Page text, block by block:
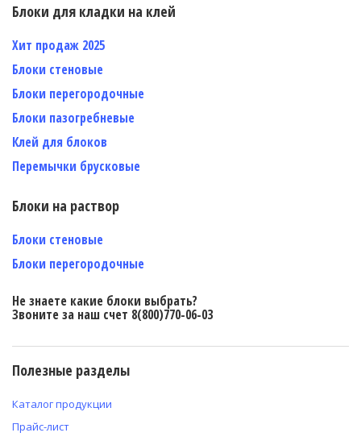
Блоки для кладки на клей
Хит продаж 2025
Блоки стеновые
Блоки перегородочные
Блоки пазогребневые
Клей для блоков
Перемычки брусковые
Блоки на раствор
Блоки стеновые
Блоки перегородочные
Не знаете какие блоки выбрать?
Звоните за наш счет 8(800)770-06-03
Полезные разделы
Каталог продукции
Прайс-лист